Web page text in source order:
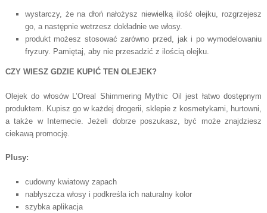
wystarczy, że na dłoń nałożysz niewielką ilość olejku, rozgrzejesz
go, a następnie wetrzesz dokładnie we włosy.
produkt możesz stosować zarówno przed, jak i po wymodelowaniu
fryzury. Pamiętaj, aby nie przesadzić z ilością olejku.
CZY WIESZ GDZIE KUPIĆ TEN OLEJEK?
Olejek do włosów L’Oreal Shimmering Mythic Oil jest łatwo dostępnym
produktem. Kupisz go w każdej drogerii, sklepie z kosmetykami, hurtowni,
a także w Internecie. Jeżeli dobrze poszukasz, być może znajdziesz
ciekawą promocję.
Plusy:
cudowny kwiatowy zapach
nabłyszcza włosy i podkreśla ich naturalny kolor
szybka aplikacja